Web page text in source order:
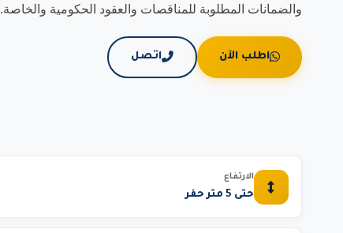
والضمانات المطلوبة للمناقصات والعقود الحكومية والخاصة.
اطلب الآن اتصل
الارتفاع
حتى 5 متر حفر